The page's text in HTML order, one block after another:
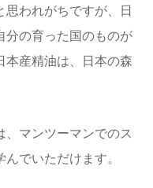
われがちですが、日
分の育った国のものが
本産精油は、日本の森
、マンツーマンでのス
でいただけます。